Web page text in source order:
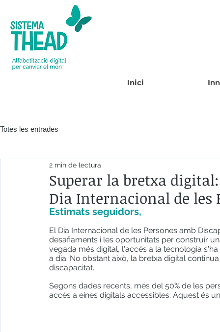
Inici
Totes les entrades
Superar la bretxa
Dia Internacional de les
2 min de lectura
Estimats seguidors,
El Dia Internacional de les Persones amb
desafiaments i les oportunitats per construir
vegada més digital, l'accés a la tecnologia
a dia. No obstant això, la bretxa digital
discapacitat.
Segons dades recents, més del 50% de les
accés a eines digitals accessibles. Aquest és